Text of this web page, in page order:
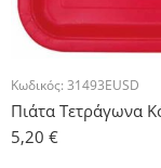
Κωδικός: 31493EUSD
5,20 €